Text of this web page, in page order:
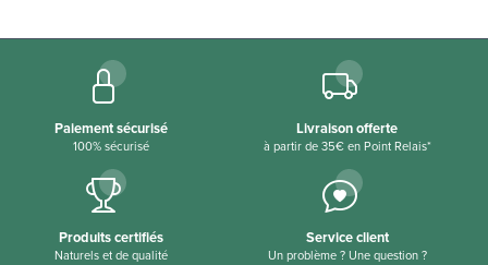
Paiement sécurisé
100% sécurisé
Livraison offerte
à partir de 35€ en Point Relais*
Produits certifiés
Naturels et de qualité
Service client
Un problème ? Une question ?